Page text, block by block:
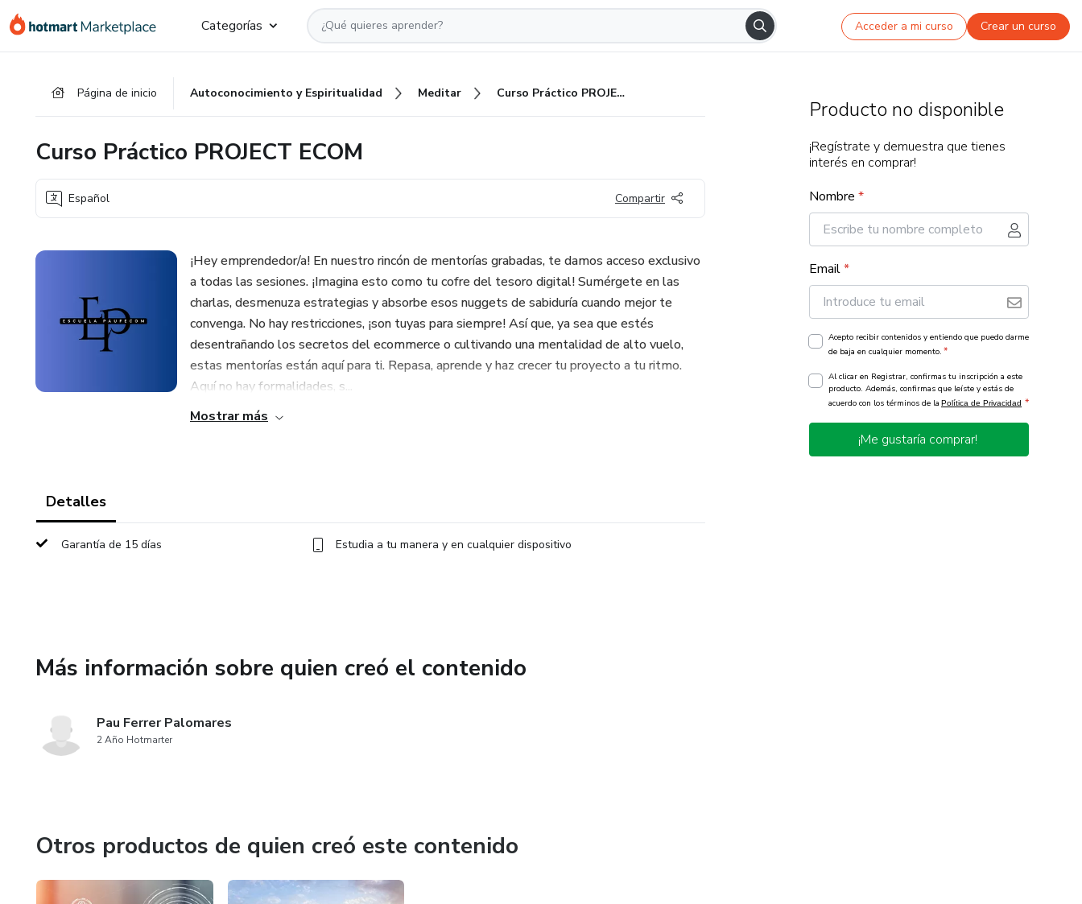
Categorías Acceder a mi curso Crear un curso
Página de inicio Autoconocimiento y Espiritualidad Meditar Curso Práctico PROJECT ECOM
Curso Práctico PROJECT ECOM
Español Compartir
¡Hey emprendedor/a! En nuestro rincón de mentorías grabadas, te damos acceso exclusivo
a todas las sesiones. ¡Imagina esto como tu cofre del tesoro digital! Sumérgete en las
charlas, desmenuza estrategias y absorbe esos nuggets de sabiduría cuando mejor te
convenga. No hay restricciones, ¡son tuyas para siempre! Así que, ya sea que estés
desentrañando los secretos del ecommerce o cultivando una mentalidad de alto vuelo,
estas mentorías están aquí para ti. Repasa, aprende y haz crecer tu proyecto a tu ritmo.
Aquí no hay formalidades, s...
Mostrar más
Detalles
Garantía de 15 días Estudia a tu manera y en cualquier dispositivo
Más información sobre quien creó el contenido
Pau Ferrer Palomares
2 Año Hotmarter
Otros productos de quien creó este contenido
Producto no disponible
¡Regístrate y demuestra que tienes
interés en comprar!
Nombre *
Email*
Acepto recibir contenidos y entiendo que puedo darme
de baja en cualquier momento. *
Al clicar en Registrar, confirmas tu inscripción a este
producto. Además, confirmas que leíste y estás de
acuerdo con los términos de la Política de Privacidad *
¡Me gustaría comprar!